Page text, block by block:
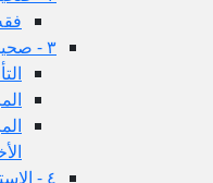
٣ - صحيحة زرارة الثالثة:
٤ -